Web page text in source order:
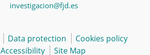
investigacion@fjd.es
Data protection
Cookies policy
Accessibility
Site Map